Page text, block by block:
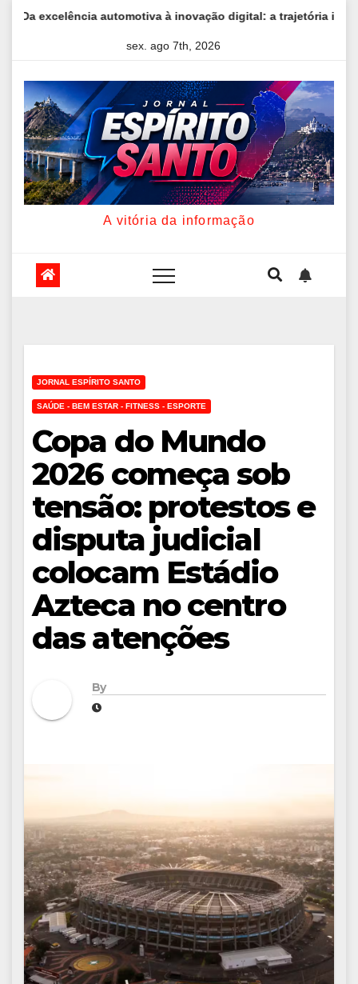
Skip
automotiva à inovação digital: a trajetória internacional da
sex. ago 7th, 2026
A vitória da informação
JORNAL ESPÍRITO SANTO
SAÚDE - BEM ESTAR - FITNESS - ESPORTE
Copa do Mundo
2026 começa sob
tensão: protestos e
disputa judicial
colocam Estádio
Azteca no centro
das atenções
By